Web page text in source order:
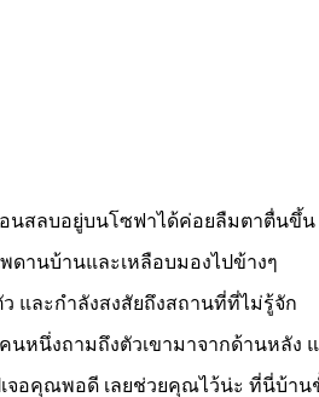
นสลบอยู่บนโซฟาได้ค่อยลืมตาตื่นขึ้น
านบ้านและเหลือบมองไปข้างๆ
และกำลังสงสัยถึงสถานที่ที่ไม่รู้จัก
นึ่งถามถึงตัวเขามาจากด้านหลัง แ
พอดี เลยช่วยคุณไว้น่ะ ที่นี่บ้านชั้น